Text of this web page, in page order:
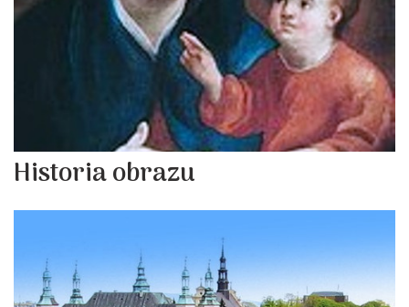
Historia obrazu